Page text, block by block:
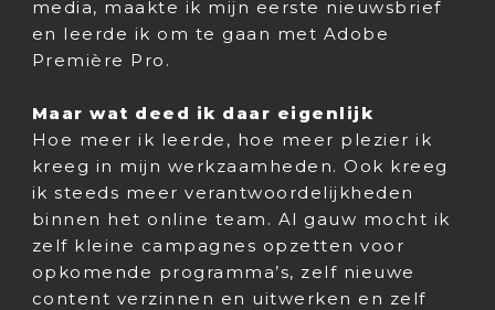
media, maakte ik mijn eerste nieuwsbrief
en leerde ik om te gaan met Adobe
Première Pro.
Maar wat deed ik daar eigenlijk
Hoe meer ik leerde, hoe meer plezier ik
kreeg in mijn werkzaamheden. Ook kreeg
ik steeds meer verantwoordelijkheden
binnen het online team. Al gauw mocht ik
zelf kleine campagnes opzetten voor
opkomende programma’s, zelf nieuwe
content verzinnen en uitwerken en zelf